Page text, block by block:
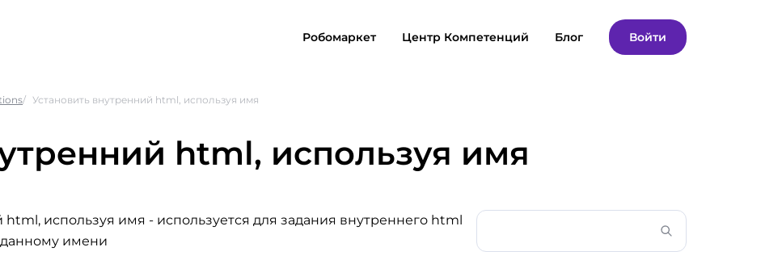
Робомаркет Центр Компетенций Блог Войти
Установить внутренний html, используя имя
html, используя имя
html, используя имя - используется для задания внутреннего html
имени